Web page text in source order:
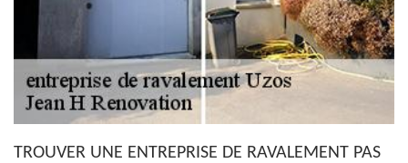
TROUVER UNE ENTREPRISE DE RAVALEMENT PAS